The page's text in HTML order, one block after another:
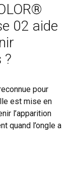
02 aide
?
pour
est mise en
l’apparition
quand l’ongle a